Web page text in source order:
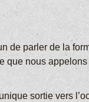
de parler de la
que nous appelons
sortie vers